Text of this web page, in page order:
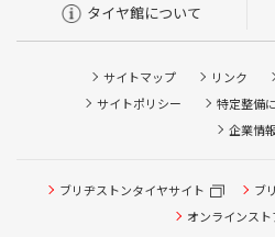
タイヤ館について
サイトマップ リンク
サイトポリシー
特定整備
企業情報
ブリヂストンタイヤサイト
ブ
オンラインスト
タイヤ点検・安全点検/タイヤ
ピット作業の予約